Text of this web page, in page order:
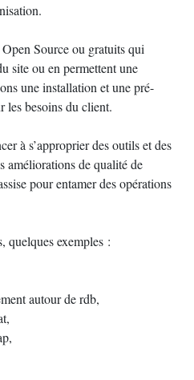
Source ou gratuits qui
site ou en permettent une
une installation et une pré-
les besoins du client.
à s’approprier des outils et des
améliorations de qualité de
pour entamer des opérations
quelques exemples :
autour de rdb,